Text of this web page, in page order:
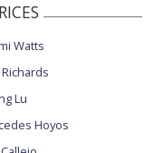
Watts
Lu
Hoyos